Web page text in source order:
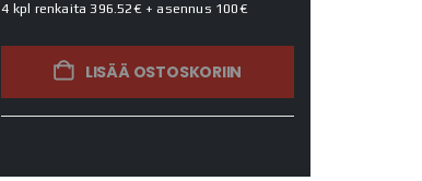
4 kpl renkaita396.52€+ asennus 100€
LISÄÄ OSTOSKORIIN